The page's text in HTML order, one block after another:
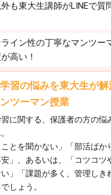
も東大生講師がLINEで質
イン性の丁寧なマンツー
高い！
習の悩みを東大生が
ツーマン授業
に関する、保護者の方の悩
ことを聞かない」「部活ばか
安」、あるいは、「コツコツ
」「課題が多く、管理しき
しょう。